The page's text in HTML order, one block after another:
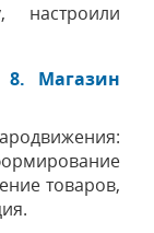
настроили
8. Магазин
товаров,